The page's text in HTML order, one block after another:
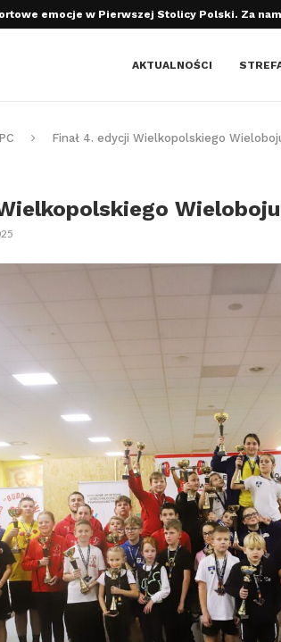
Polski Kudłaszyka! Debiuty AZS AWF Poznań
AKTUALNOŚCI
Finał 4. edycji Wielkopolskiego